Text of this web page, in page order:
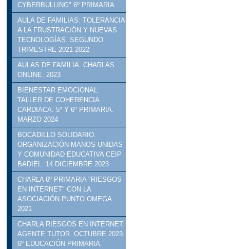
CYBERBULLING" 6º PRIMARIA
AULA DE FAMILIAS: TOLERANCIA
A LA FRUSTRACIÓN Y NUEVAS
TECNOLOGÍAS. SEGUNDO
TRIMESTRE 2021 2022
AULAS DE FAMILIA. CHARLAS
ONLINE. 2023
BIENESTAR EMOCIONAL:
TALLER DE COHERENCIA
CARDIACA. 5º Y 6º PRIMARIA.
MARZO 2024
BOCADILLO SOLIDARIO.
ORGANIZACIÓN MANOS UNIDAS
Y COMUNIDAD EDUCATIVA CEIP
BADIEL. 14 DICIEMBRE 2023
CHARLA 6º PRIMARIA "RIESGOS
EN INTERNET" CON LA
ASOCIACIÓN PUNTO OMEGA
2021
CHARLA RIESGOS EN INTERNET:
AGENTE TUTOR. OCTUBRE 2023.
6º EDUCACIÓN PRIMARIA.